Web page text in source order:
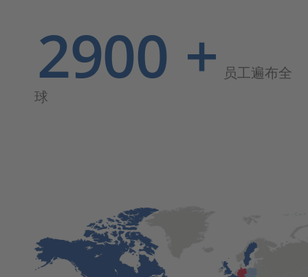
2900 + 员工遍布全
球